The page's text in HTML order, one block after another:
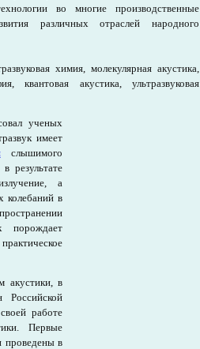
во многие производственные
различных отраслей народного
химия, молекулярная акустика,
квантовая акустика, ультразвуковая
ученых
имеет
слышимого
результате
а
колебаний в
порождает
акустики, в
Российской
работе
Первые
проведены в